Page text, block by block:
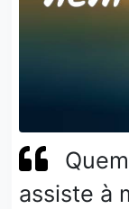
assiste à